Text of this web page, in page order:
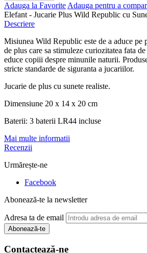
Adauga la Favorite Adauga pentru a
Elefant - Jucarie Plus Wild Republic cu
Descriere
Misiunea Wild Republic este de a aduce pe
de plus care sa stimuleze curiozitatea fata
educe copiii despre minunile naturii.
stricte standarde de siguranta a jucariilor.
Jucarie de plus cu sunete realiste.
Dimensiune 20 x 14 x 20 cm
Baterii: 3 baterii LR44 incluse
Mai multe informatii
Recenzii
Urmărește-ne
Facebook
Abonează-te la newsletter
Adresa ta de email
Abonează-te
Contactează-ne